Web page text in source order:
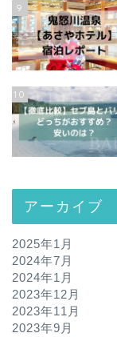
9
10
アーカイブ
2025年1月
2024年7月
2024年1月
2023年12月
2023年11月
2023年9月